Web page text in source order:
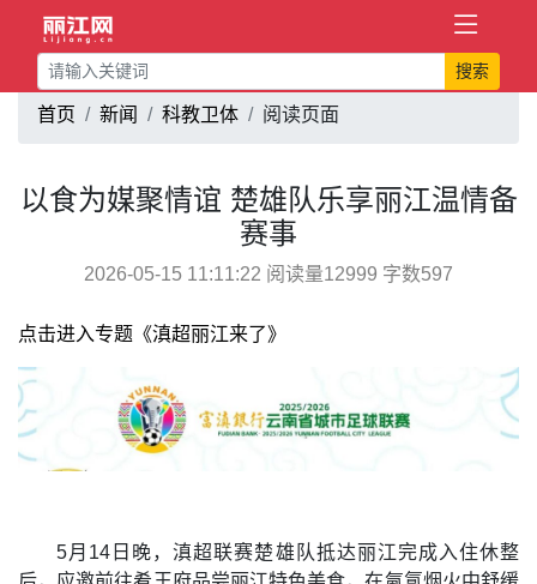
搜索
首页 新闻 科教卫体 阅读页面
以食为媒聚情谊 楚雄队乐享丽江温情备
赛事
2026-05-15 11:11:22 阅读量12999 字数597
点击进入专题《滇超丽江来了》
5月14日晚，滇超联赛楚雄队抵达丽江完成入住休整